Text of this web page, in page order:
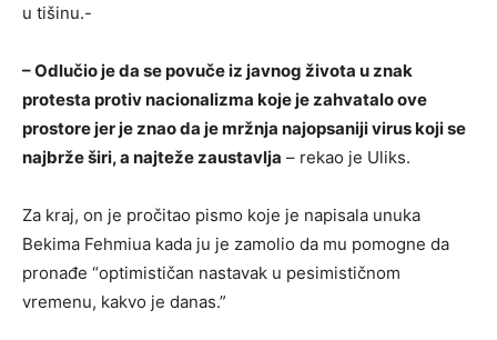
u tišinu.-
– Odlučio je da se povuče iz javnog života u znak
protesta protiv nacionalizma koje je zahvatalo ove
prostore jer je znao da je mržnja najopsaniji virus koji se
najbrže širi, a najteže zaustavlja – rekao je Uliks.
Za kraj, on je pročitao pismo koje je napisala unuka
Bekima Fehmiua kada ju je zamolio da mu pomogne da
pronađe “optimističan nastavak u pesimističnom
vremenu, kakvo je danas.”